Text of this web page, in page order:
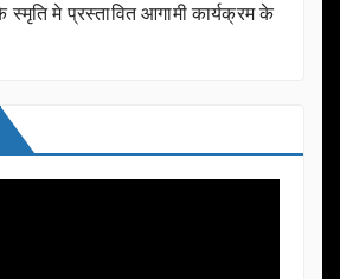
स्मृति मे प्रस्तावित आगामी कार्यक्रम के